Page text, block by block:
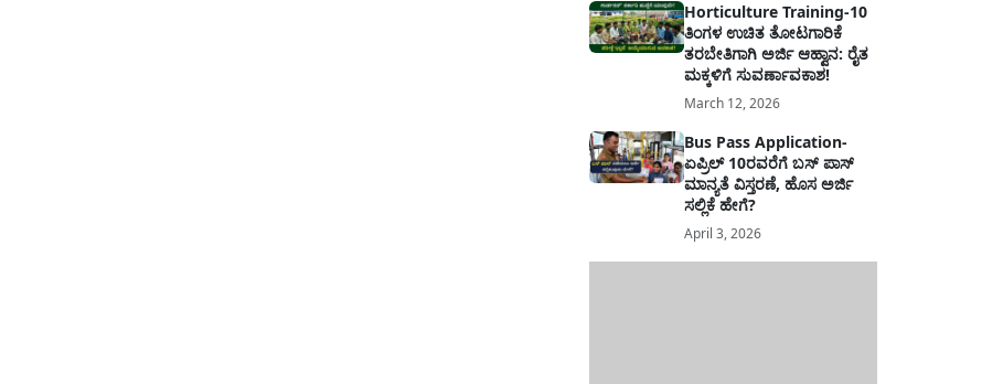
Horticulture Training-10
ತಿಂಗಳ ಉಚಿತ ತೋಟಗಾರಿಕೆ
ತರಬೇತಿಗಾಗಿ ಅರ್ಜಿ ಆಹ್ವಾನ: ರೈತ
ಮಕ್ಕಳಿಗೆ ಸುವರ್ಣಾವಕಾಶ!
March 12, 2026
Bus Pass Application-
ಏಪ್ರಿಲ್ 10ರವರೆಗೆ ಬಸ್ ಪಾಸ್
ಮಾನ್ಯತೆ ವಿಸ್ತರಣೆ, ಹೊಸ ಅರ್ಜಿ
ಸಲ್ಲಿಕೆ ಹೇಗೆ?
April 3, 2026